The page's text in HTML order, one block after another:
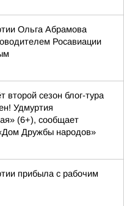
Ольга Абрамова
Росавиации
второй сезон блог-тура
Удмуртия
(6+), сообщает
Дружбы народов»
прибыла с рабочим